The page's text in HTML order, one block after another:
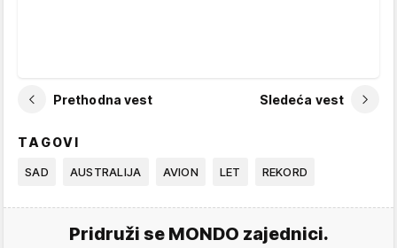
Prethodna vest Sledeća vest
TAGOVI
SAD AUSTRALIJA AVION LET REKORD
Pridruži se MONDO zajednici.